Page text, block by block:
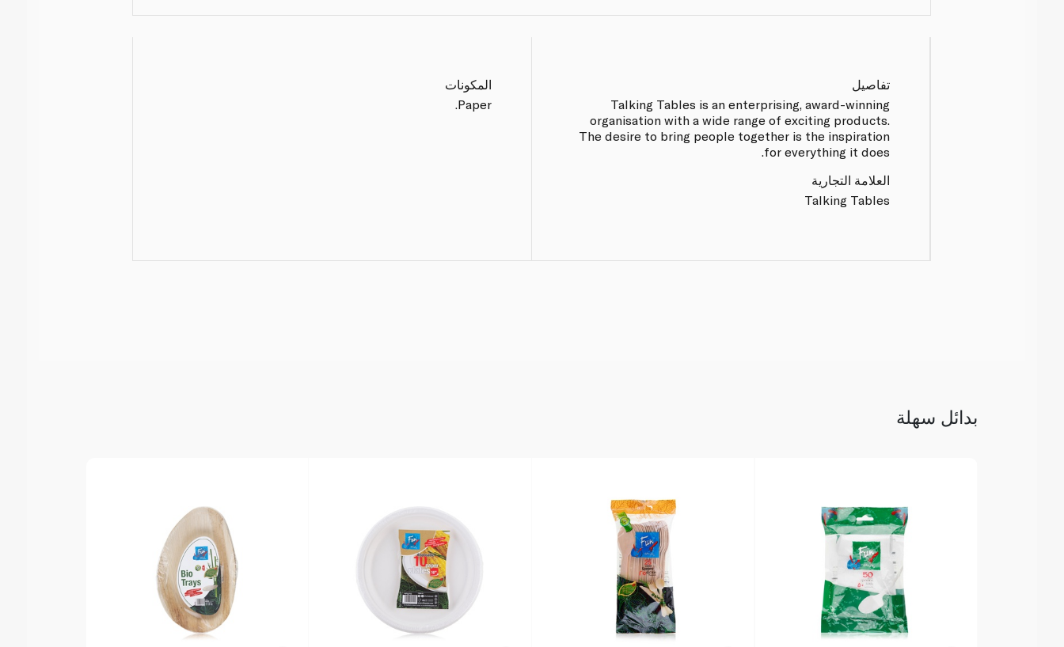
تفاصيل
Talking Tables is an enterprising, award-winning
organisation with a wide range of exciting products.
The desire to bring people together is the inspiration
for everything it does.
العلامة التجارية
Talking Tables
المكونات
Paper.
بدائل سهلة